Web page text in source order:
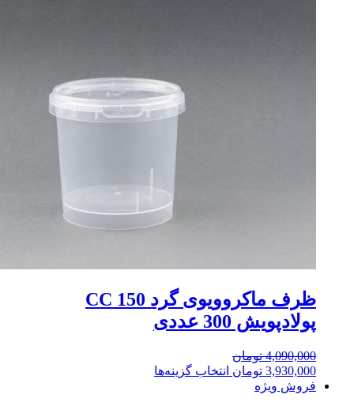
ظرف ماکروویوی گرد 150 CC
پولادپویش 300 عددی
4,090,000 تومان
3,930,000 تومان انتخاب گزینه‌ها
فروش ویژه